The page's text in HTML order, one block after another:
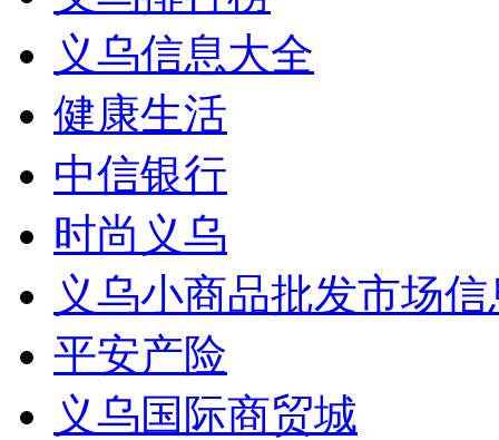
义乌信息大全
健康生活
中信银行
时尚义乌
义乌小商品批发市场
平安产险
义乌国际商贸城